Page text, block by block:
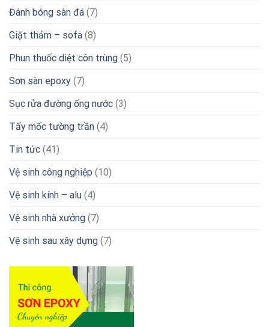
Đánh bóng sàn đá (7)
Giặt thảm – sofa (8)
Phun thuốc diệt côn trùng (5)
Sơn sàn epoxy (7)
Sục rửa đường ống nước (3)
Tẩy mốc tường trần (4)
Tin tức (41)
Vệ sinh công nghiệp (10)
Vệ sinh kính – alu (4)
Vệ sinh nhà xưởng (7)
Vệ sinh sau xây dựng (7)